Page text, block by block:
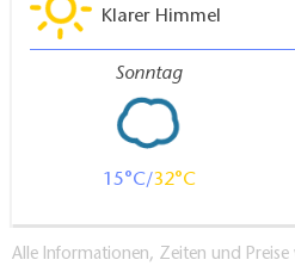
Klarer Himmel
Sonntag
15 32
Alle Informationen, Zeiten und